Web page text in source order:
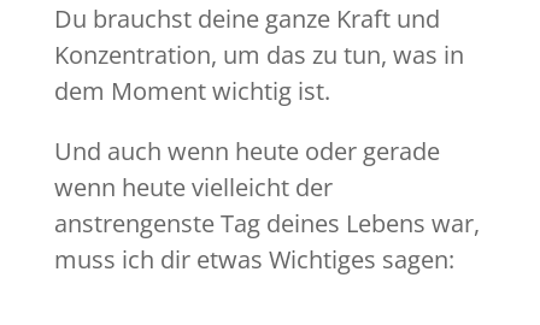
Du brauchst deine ganze Kraft und
Konzentration, um das zu tun, was in
dem Moment wichtig ist.
Und auch wenn heute oder gerade
wenn heute vielleicht der
anstrengenste Tag deines Lebens war,
muss ich dir etwas Wichtiges sagen: